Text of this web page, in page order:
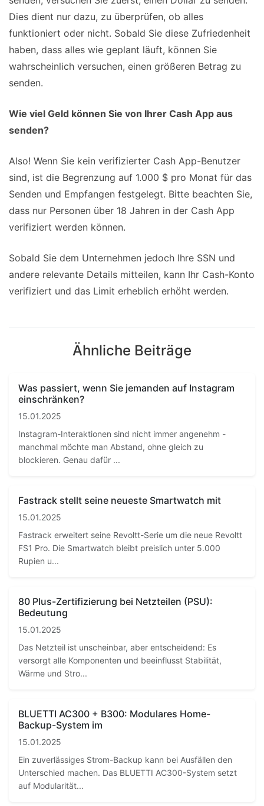
Dies dient nur dazu, zu überprüfen, ob alles
funktioniert oder nicht. Sobald Sie diese Zufriedenheit
haben, dass alles wie geplant läuft, können Sie
wahrscheinlich versuchen, einen größeren Betrag zu
senden.
Wie viel Geld können Sie von Ihrer Cash App aus
senden?
Also! Wenn Sie kein verifizierter Cash App-Benutzer
sind, ist die Begrenzung auf 1.000 $ pro Monat für das
Senden und Empfangen festgelegt. Bitte beachten Sie,
dass nur Personen über 18 Jahren in der Cash App
verifiziert werden können.
Sobald Sie dem Unternehmen jedoch Ihre SSN und
andere relevante Details mitteilen, kann Ihr Cash-Konto
verifiziert und das Limit erheblich erhöht werden.
Ähnliche Beiträge
Was passiert, wenn Sie jemanden auf Instagram
einschränken?
15.01.2025
Instagram-Interaktionen sind nicht immer angenehm -
manchmal möchte man Abstand, ohne gleich zu
blockieren. Genau dafür ...
Fastrack stellt seine neueste Smartwatch mit
15.01.2025
Fastrack erweitert seine Revoltt-Serie um die neue Revoltt
FS1 Pro. Die Smartwatch bleibt preislich unter 5.000
Rupien u...
80 Plus-Zertifizierung bei Netzteilen (PSU):
Bedeutung
15.01.2025
Das Netzteil ist unscheinbar, aber entscheidend: Es
versorgt alle Komponenten und beeinflusst Stabilität,
Wärme und Stro...
BLUETTI AC300 + B300: Modulares Home-
Backup-System im
15.01.2025
Ein zuverlässiges Strom-Backup kann bei Ausfällen den
Unterschied machen. Das BLUETTI AC300-System setzt
auf Modularität...